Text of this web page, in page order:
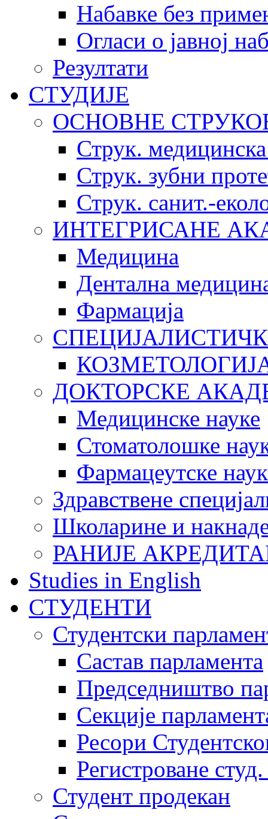
Набавке без
Огласи о јавној
Резултати
СТУДИЈЕ
ОСНОВНЕ
Струк. медицинска
Струк. зубни
Струк. санит.-
ИНТЕГРИСАНЕ
Медицина
Дентална
Фармација
ДОКТОРСКЕ
Медицинске науке
Стоматолошке
Фармацеутске
Здравствене
Школарине и
РАНИЈЕ
Studies in English
СТУДЕНТИ
Студентски
Састав парламента
Председништво
Секције
Ресори
Регистроване
Студент продекан